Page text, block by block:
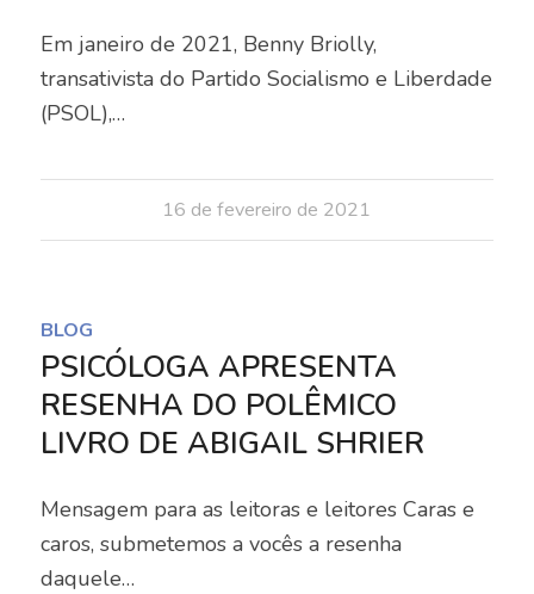
Em janeiro de 2021, Benny Briolly,
transativista do Partido Socialismo e Liberdade
(PSOL),…
16 de fevereiro de 2021
BLOG
PSICÓLOGA APRESENTA
RESENHA DO POLÊMICO
LIVRO DE ABIGAIL SHRIER
Mensagem para as leitoras e leitores Caras e
caros, submetemos a vocês a resenha
daquele…